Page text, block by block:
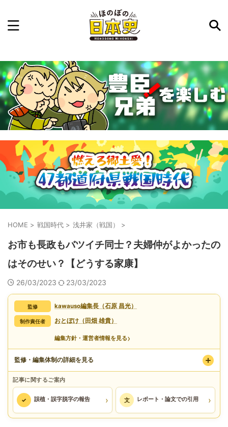
気になった日本史の事件や人物、時代などを入力して
ね。中の人が24時間手動で検索結果を提示するよ（嘘
です）
例：織田信長 長篠の戦い
HOME > 戦国時代 > 浅井家（戦国） >
お市も長政もバツイチ同士？夫婦仲がよかったの
はそのせい？【どうする家康】
26/03/2023 23/03/2023
監修 kawauso編集長（石原 昌光）
制作責任者 おとぼけ（田畑 雄貴）
編集方針・運営者情報を見る›
監修・編集体制の詳細を見る
記事に関するご案内
✓ 誤植・誤字脱字の報告 › 文 レポート・論文での引用 ›